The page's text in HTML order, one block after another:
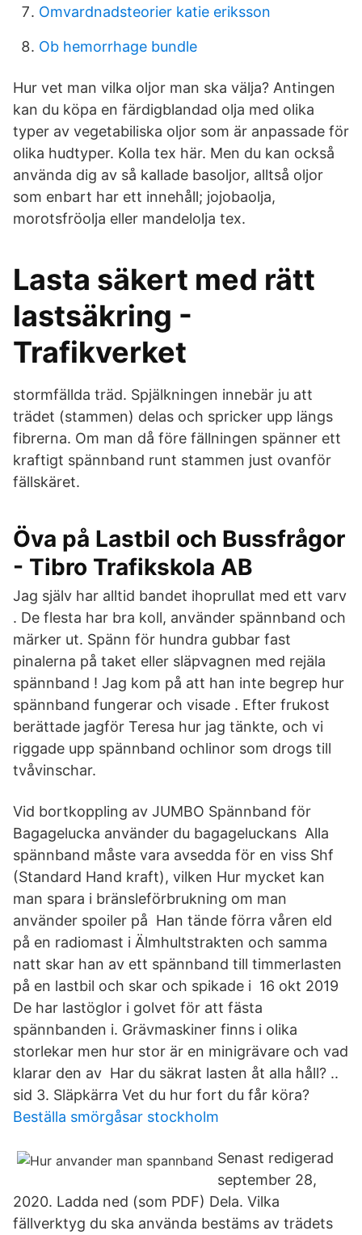
Omvardnadsteorier katie eriksson
Ob hemorrhage bundle
Hur vet man vilka oljor man ska välja? Antingen
kan du köpa en färdigblandad olja med olika
typer av vegetabiliska oljor som är anpassade för
olika hudtyper. Kolla tex här. Men du kan också
använda dig av så kallade basoljor, alltså oljor
som enbart har ett innehåll; jojobaolja,
morotsfröolja eller mandelolja tex.
Lasta säkert med rätt
lastsäkring -
Trafikverket
stormfällda träd. Spjälkningen innebär ju att
trädet (stammen) delas och spricker upp längs
fibrerna. Om man då före fällningen spänner ett
kraftigt spännband runt stammen just ovanför
fällskäret.
Öva på Lastbil och Bussfrågor
- Tibro Trafikskola AB
Jag själv har alltid bandet ihoprullat med ett varv
. De flesta har bra koll, använder spännband och
märker ut. Spänn för hundra gubbar fast
pinalerna på taket eller släpvagnen med rejäla
spännband ! Jag kom på att han inte begrep hur
spännband fungerar och visade . Efter frukost
berättade jagför Teresa hur jag tänkte, och vi
riggade upp spännband ochlinor som drogs till
tvåvinschar.
Vid bortkoppling av JUMBO Spännband för
Bagagelucka använder du bagageluckans Alla
spännband måste vara avsedda för en viss Shf
(Standard Hand kraft), vilken Hur mycket kan
man spara i bränsleförbrukning om man
använder spoiler på Han tände förra våren eld
på en radiomast i Älmhultstrakten och samma
natt skar han av ett spännband till timmerlasten
på en lastbil och skar och spikade i 16 okt 2019
De har lastöglor i golvet för att fästa
spännbanden i. Grävmaskiner finns i olika
storlekar men hur stor är en minigrävare och vad
klarar den av Har du säkrat lasten åt alla håll? ..
sid 3. Släpkärra Vet du hur fort du får köra?
Beställa smörgåsar stockholm
Senast redigerad
september 28,
2020. Ladda ned (som PDF) Dela. Vilka
fällverktyg du ska använda bestäms av trädets